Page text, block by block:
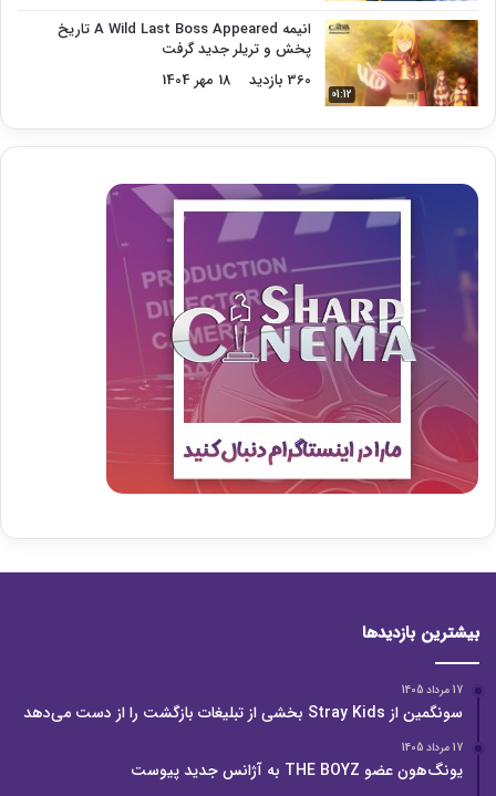
01:12
انیمه A Wild Last Boss Appeared تاریخ
پخش و تریلر جدید گرفت
360 بازدید
18 مهر 1404
بیشترین بازدیدها
17 مرداد 1405
سونگمین از Stray Kids بخشی از تبلیغات بازگشت را از دست می‌دهد
17 مرداد 1405
یونگ‌هون عضو THE BOYZ به آژانس جدید پیوست